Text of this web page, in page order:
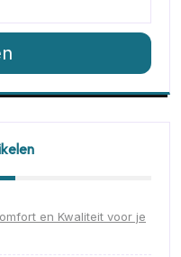
en Kwaliteit voor je